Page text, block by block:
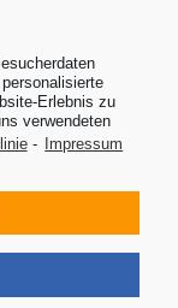
Airlines in
Reiseziel
mit
und
Erlebnis zu
verwendeten
- Impressum